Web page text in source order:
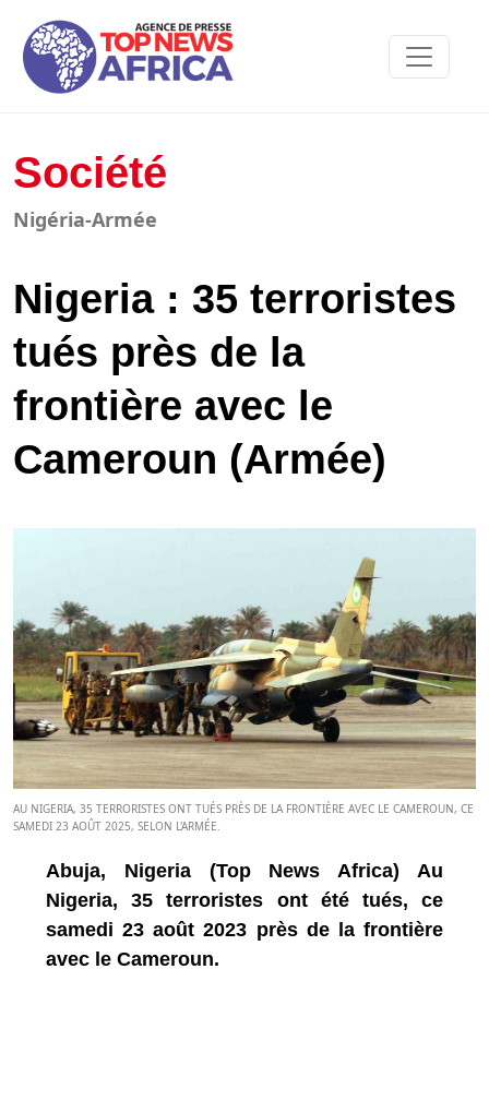
Société
Nigéria-Armée
Nigeria : 35 terroristes
tués près de la
frontière avec le
Cameroun (Armée)
AU NIGERIA, 35 TERRORISTES ONT TUÉS PRÈS DE LA FRONTIÈRE AVEC LE CAMEROUN, CE
SAMEDI 23 AOÛT 2025, SELON L'ARMÉE.
Abuja, Nigeria (Top News Africa) Au
Nigeria, 35 terroristes ont été tués, ce
samedi 23 août 2023 près de la frontière
avec le Cameroun.